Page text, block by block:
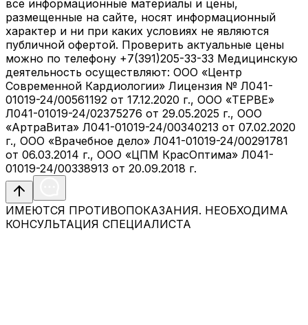
все информационные материалы и цены,
размещенные на сайте, носят информационный
характер и ни при каких условиях не являются
публичной офертой. Проверить актуальные цены
можно по телефону +7(391)205-33-33 Медицинскую
деятельность осуществляют: ООО «Центр
Современной Кардиологии» Лицензия № Л041-
01019-24/00561192 от 17.12.2020 г., ООО «ТЕРВЕ»
Л041-01019-24/02375276 от 29.05.2025 г., ООО
«АртраВита» Л041-01019-24/00340213 от 07.02.2020
г., ООО «Врачебное дело» Л041-01019-24/00291781
от 06.03.2014 г., ООО «ЦПМ КрасОптима» Л041-
01019-24/00338913 от 20.09.2018 г.
ИМЕЮТСЯ ПРОТИВОПОКАЗАНИЯ. НЕОБХОДИМА
КОНСУЛЬТАЦИЯ СПЕЦИАЛИСТА